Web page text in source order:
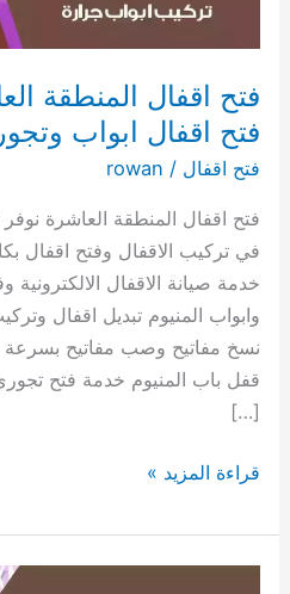
فتح اقفال ابواب
فتح اقفال /
rowan
فتح اقفال المنطقة العاشرة
في تركيب الاقفال وفتح اقفال بكافة
خدمة صيانة الاقفال
وابواب المنيوم تبديل اقفال
نسخ مفاتيح وصب مفاتيح بسرعة
قفل باب المنيوم خدمة فتح
[…]
وتجوري
وسيارات
قراءة المزيد »